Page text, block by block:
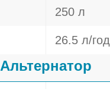
250 л
26.5 л/год
Альтернатор